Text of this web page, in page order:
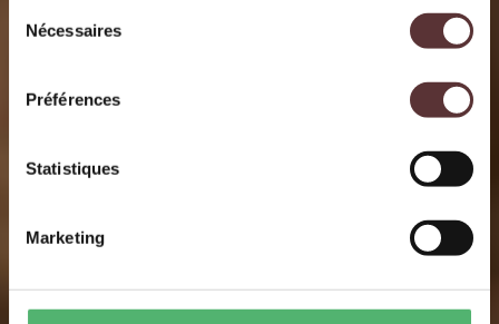
Nécessaires
Préférences
Statistiques
Marketing